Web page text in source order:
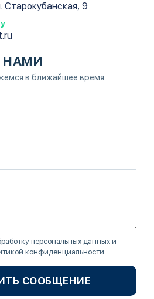
Старокубанская, 9
НАМИ
в ближайшее время
персональных данных и
конфиденциальности
СООБЩЕНИЕ